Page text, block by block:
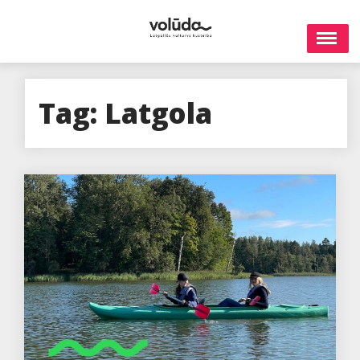
Tag: Latgola